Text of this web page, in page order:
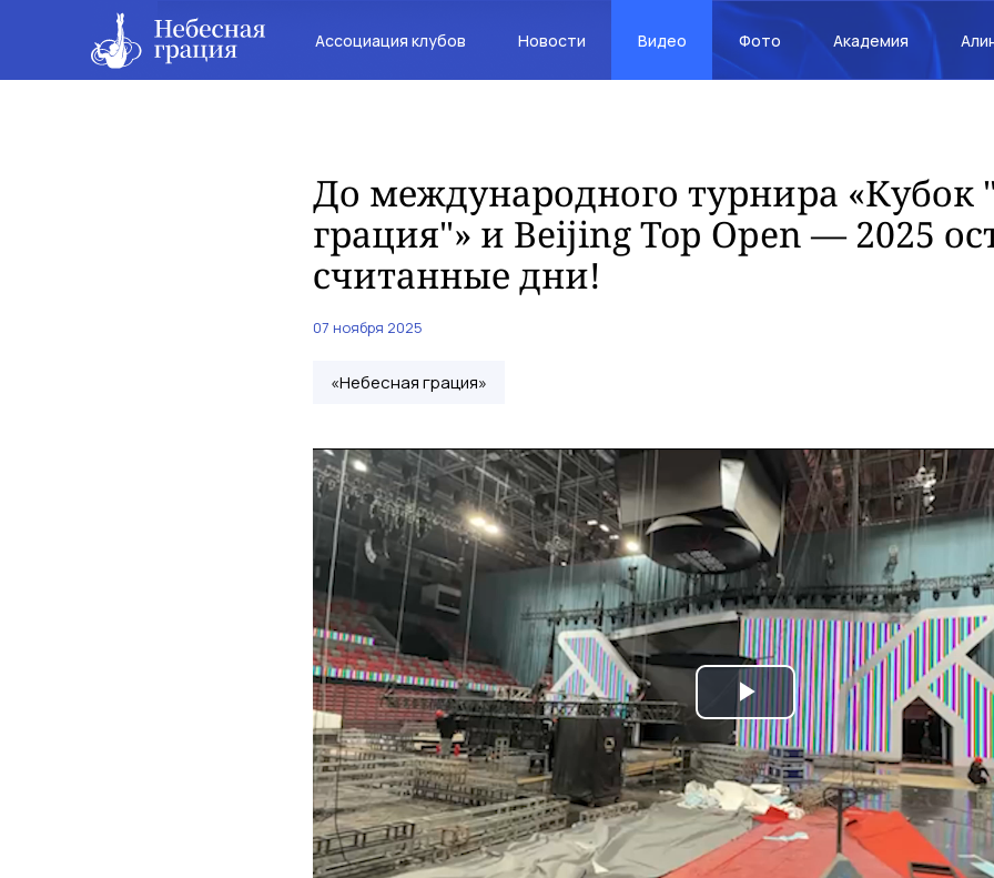
Ассоциация клубов Новости Видео Фото Академия
До международного турнира «Кубок
грация"» и Beijing Top Open — 2025
считанные дни!
07 ноября 2025
«Небесная грация»
Play
Video